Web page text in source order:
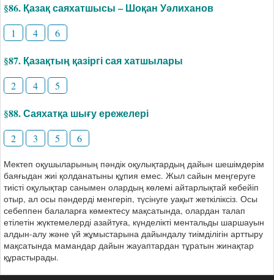
§86. Қазақ саяхатшысы – Шоқан Уәлиханов
1 4 6
§87. Қазақтың қазіргі сая хатшылары
2 4 5
§88. Саяхатқа шығу ережелері
2 3 5 6
Мектеп оқушыларының пәндік оқулықтардың дайын шешімдерім
баяғыдан жиі қолданатыны құпия емес. Жыл сайын меңгеруге
тиісті оқулықтар санымен олардың көлемі айтарлықтай көбейіп
отыр, ал осы пәндерді менгеріп, түсінуге уақыт жеткіліксіз. Осы
себеппен балаларға көмектесу мақсатында, олардан талап
етілетін жүктемелерді азайтуға, күнделікті ментальды шаршауын
алдын-алу және үй жұмыстарына дайындалу тиімділігін арттыру
мақсатында мамандар дайын жауаптардан тұратын жинақтар
құрастырады.